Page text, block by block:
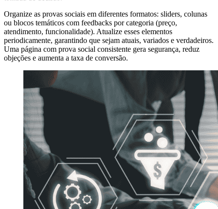
Organize as provas sociais em diferentes formatos: sliders, colunas
ou blocos temáticos com feedbacks por categoria (preço,
atendimento, funcionalidade). Atualize esses elementos
periodicamente, garantindo que sejam atuais, variados e verdadeiros.
Uma página com prova social consistente gera segurança, reduz
objeções e aumenta a taxa de conversão.